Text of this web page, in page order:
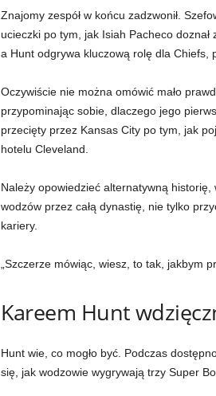
Znajomy zespół w końcu zadzwonił.
ucieczki po tym, jak Isiah Pacheco doznał
a Hunt odgrywa kluczową rolę dla Chiefs,
Oczywiście nie można omówić mało
przypominając sobie, dlaczego jego
przecięty przez Kansas City po tym, jak
hotelu Cleveland.
Należy opowiedzieć alternatywną
wodzów przez całą dynastię, nie tylko
kariery.
„Szczerze mówiąc, wiesz, to tak, jakbym
Kareem Hunt
Hunt wie, co mogło być. Podczas
się, jak wodzowie wygrywają trzy Super